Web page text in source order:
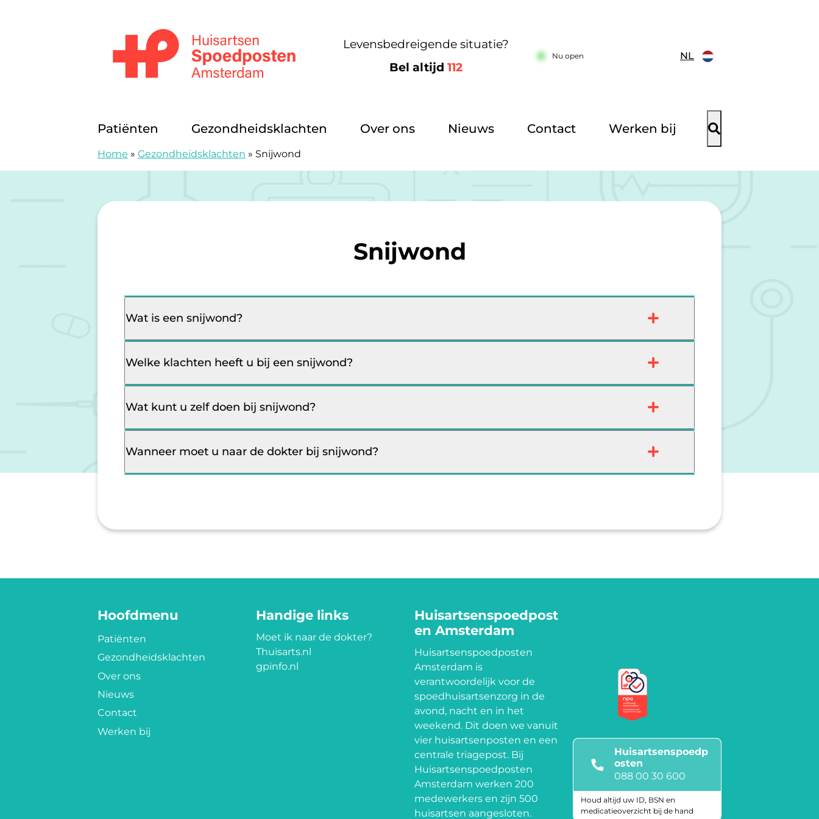
Levensbedreigende situatie?
Bel altijd 112
Nu open NL
Patiënten Gezondheidsklachten Over ons Nieuws Contact Werken bij
Home » Gezondheidsklachten » Snijwond
Snijwond
Wat is een snijwond?
Welke klachten heeft u bij een snijwond?
Wat kunt u zelf doen bij snijwond?
Wanneer moet u naar de dokter bij snijwond?
Hoofdmenu
Patiënten
Gezondheidsklachten
Over ons
Nieuws
Contact
Werken bij
Handige links
Moet ik naar de dokter?
Thuisarts.nl
gpinfo.nl
Huisartsenspoedpost
en Amsterdam
Huisartsenspoedposten
Amsterdam is
verantwoordelijk voor de
spoedhuisartsenzorg in de
avond, nacht en in het
weekend. Dit doen we vanuit
vier huisartsenposten en een
centrale triagepost. Bij
Huisartsenspoedposten
Amsterdam werken 200
medewerkers en zijn 500
huisartsen aangesloten.
Huisartsenspoedp
osten
088 00 30 600
Houd altijd uw ID, BSN en
medicatieoverzicht bij de hand